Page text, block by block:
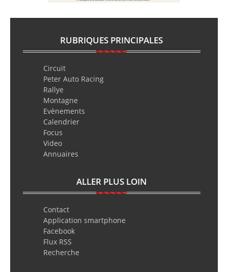
RUBRIQUES PRINCIPALES
Circuit
Peter Auto Racing
Rallye
Montagne
Evènements
Calendrier
Focus
Video
Annuaires
ALLER PLUS LOIN
Contact
Application smartphone
Facebook
Flux RSS
Recherche